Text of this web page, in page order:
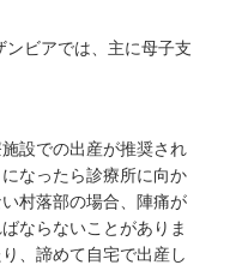
ビアでは、主に母子支
設での出産が推奨され
なったら診療所に向か
村落部の場合、陣痛が
ならないことがありま
、諦めて自宅で出産し